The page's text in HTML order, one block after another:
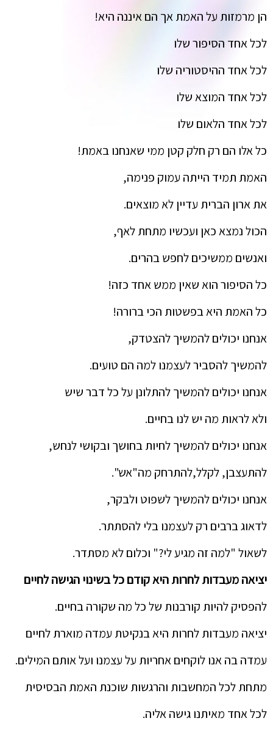
הן מרמזות על האמת אך הם איננה היא!
לכל אחד הסיפור שלו
לכל אחד ההיסטוריה שלו
לכל אחד המוצא שלו
לכל אחד הלאום שלו
כל אלו הם רק חלק קטן ממי שאנחנו באמת!
האמת תמיד הייתה עמוק פנימה,
את ארון הברית עדיין לא מוצאים.
הכול נמצא כאן ועכשיו מתחת לאף,
ואנשים ממשיכים לחפש בהרים.
כל הסיפור הוא שאין ממש אחד כזה!
כל האמת היא בפשטות הכי ברורה!
אנחנו יכולים להמשיך להצטדק,
להמשיך להסביר לעצמנו למה הם טועים.
אנחנו יכולים להמשיך להתלונן על כל דבר שיש
ולא לראות מה יש לנו בחיים.
אנחנו יכולים להמשיך לחיות בחושך ובקושי לנחש,
להתעצבן, לקלל,להתרחק מה"אש".
אנחנו יכולים להמשיך לשפוט ולבקר,
לדאוג ברבים רק לעצמנו בלי להסתתר.
לשאול "למה זה מגיע לי?" וכלום לא מסתדר.
יציאה מעבדות לחרות היא קודם כל בשינוי הגישה לחיים
להפסיק להיות קורבנות של כל מה שקורה בחיים.
יציאה מעבדות לחרות היא בנקיטת עמדה מוארת לחיים
עמדה בה אנו לוקחים אחריות על עצמנו ועל אותם המילים.
מתחת לכל המחשבות והרגשות שוכנת האמת הבסיסית
לכל אחד מאיתנו גישה אליה.